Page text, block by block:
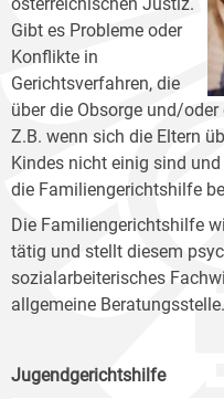
österreichischen Justiz.
Gibt es Probleme oder
Konflikte in
Gerichtsverfahren, die
über die Obsorge und/
Z.B. wenn sich die Eltern
Kindes nicht einig sind
die Familiengerichtshilfe
Die Familiengerichtshilfe
tätig und stellt diesem
sozialarbeiterisches
allgemeine Beratungsstelle.
Jugendgerichtshilfe